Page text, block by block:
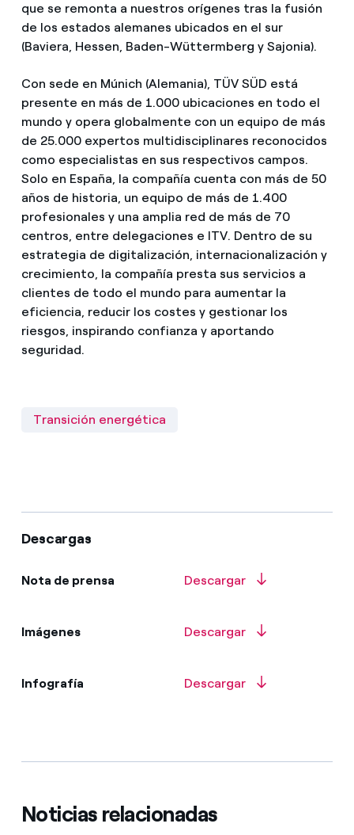
que se remonta a nuestros orígenes tras la fusión
de los estados alemanes ubicados en el sur
(Baviera, Hessen, Baden-Wüttermberg y Sajonia).
Con sede en Múnich (Alemania), TÜV SÜD está
presente en más de 1.000 ubicaciones en todo el
mundo y opera globalmente con un equipo de más
de 25.000 expertos multidisciplinares reconocidos
como especialistas en sus respectivos campos.
Solo en España, la compañía cuenta con más de 50
años de historia, un equipo de más de 1.400
profesionales y una amplia red de más de 70
centros, entre delegaciones e ITV. Dentro de su
estrategia de digitalización, internacionalización y
crecimiento, la compañía presta sus servicios a
clientes de todo el mundo para aumentar la
eficiencia, reducir los costes y gestionar los
riesgos, inspirando confianza y aportando
seguridad.
Transición energética
Descargas
Nota de prensa Descargar
Imágenes Descargar
Infografía Descargar
Noticias relacionadas